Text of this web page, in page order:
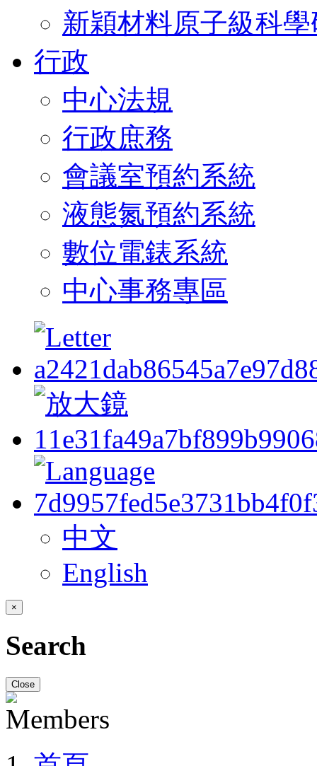
新穎材料原子級科
行政
中心法規
行政庶務
會議室預約系統
液態氮預約系統
數位電錶系統
中心事務專區
中文
English
×
Search
Close